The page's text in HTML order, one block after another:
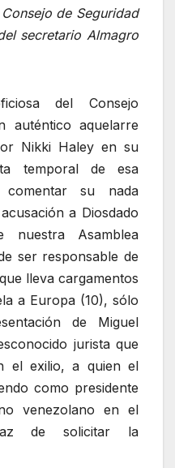
de Seguridad
secretario Almagro
del Consejo
auténtico aquelarre
Nikki Haley en su
temporal de esa
comentar su nada
a Diosdado
nuestra Asamblea
ser responsable de
lleva cargamentos
a Europa (10), sólo
de Miguel
jurista que
el exilio, a quien el
como presidente
venezolano en el
de solicitar la